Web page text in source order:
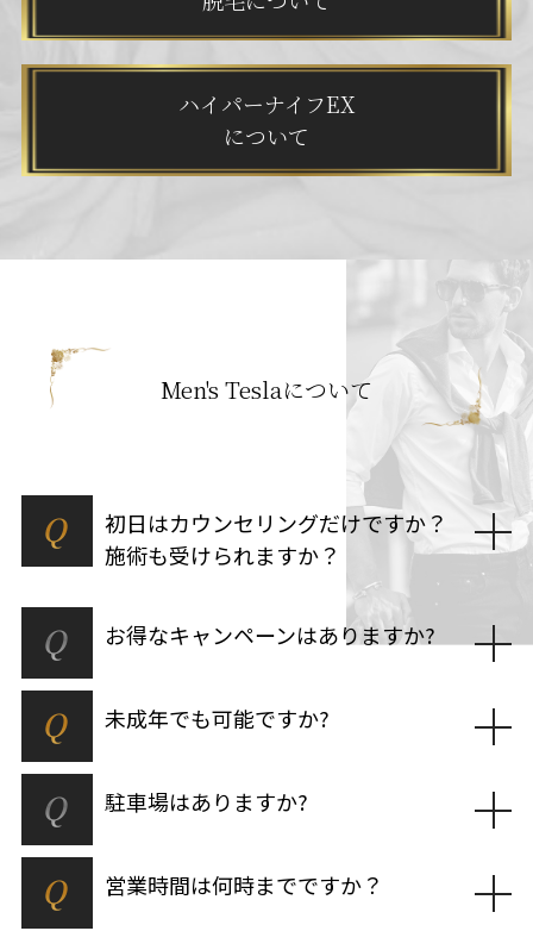
ハイパーナイフEX
について
Men's Teslaについて
Q
初日はカウンセリングだけですか？
施術も受けられますか？
Q お得なキャンペーンはありますか?
Q 未成年でも可能ですか?
Q 駐車場はありますか?
Q 営業時間は何時までですか？